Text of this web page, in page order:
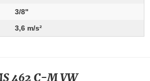
3/8"
3,6 m/s²
462 C-M VW